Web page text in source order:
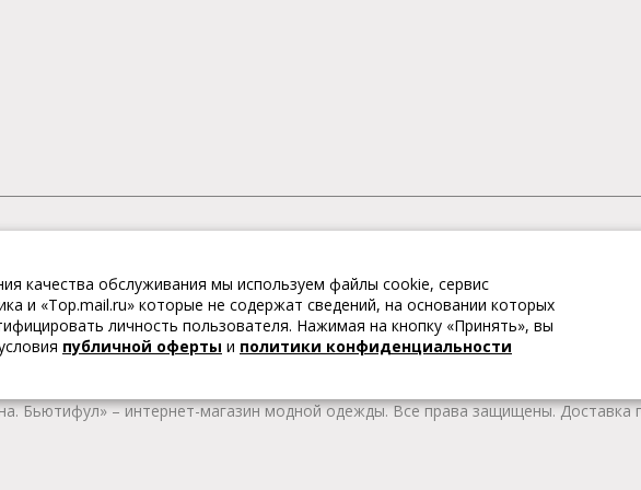
Бьютифул» – это коллекции модной женской, мужской, детской одежды и
получаете качественные товары из Европы по привлекательным
одежду европейских брендов. В каталоге представлена модная одежда различных
ассортимент удобной женской и мужской обуви на любой сезон. Весь
Бьютифул» – интернет-магазин модной одежды. Все права защищены. Доставка
качества обслуживания мы используем файлы cookie, сервис
и «Top.mail.ru» которые не содержат сведений, на основании которых
личность пользователя. Нажимая на кнопку «Принять», вы
публичной оферты и политики конфиденциальности